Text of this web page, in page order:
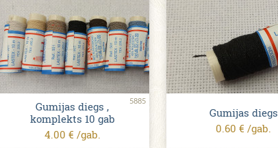
5885
Gumijas diegs ,
komplekts 10 gab
4.00 € /gab.
Gumijas diegs
0.60 € /gab.